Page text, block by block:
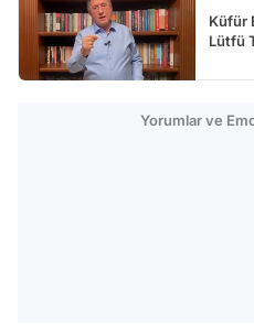
Küfür
Lütfü
Yorumlar ve